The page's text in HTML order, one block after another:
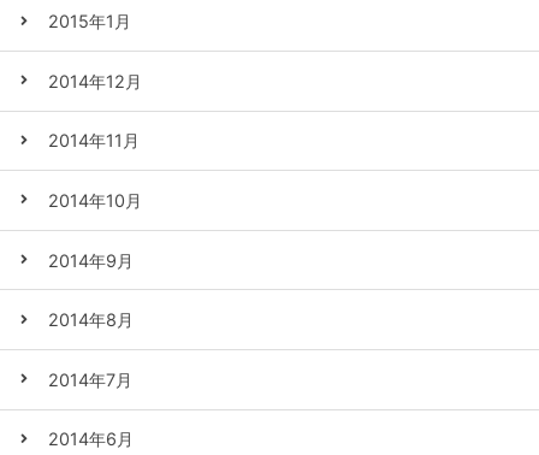
2015年1月
2014年12月
2014年11月
2014年10月
2014年9月
2014年8月
2014年7月
2014年6月